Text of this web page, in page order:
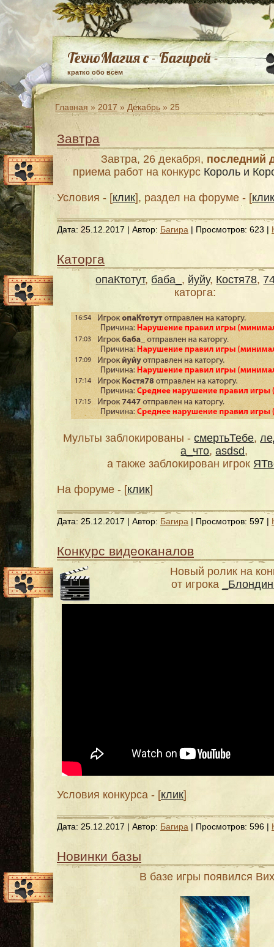
ТехноМагия с - Багирой -
кратко обо всём
Главная » 2017 » Декабрь » 25
Завтра
Завтра, 26 декабря, последний
приема работ на конкурс Король и
Условия - [клик], раздел на форуме - [клик
Дата: 25.12.2017 | Автор: Багира | Просмотров: 623 |
Каторга
опаКтотут, баба_ , йуйу, Костя78,
каторга:
Мульты заблокированы -смертьТебе,
а_что,asdsd,
а также заблокирован игрок
На форуме - [клик]
Дата: 25.12.2017 | Автор: Багира | Просмотров: 597 |
Конкурс видеоканалов
Новый ролик на
от игрока
Условия конкурса - [клик]
Дата: 25.12.2017 | Автор: Багира | Просмотров: 596 |
Новинки базы
В базе игры появился